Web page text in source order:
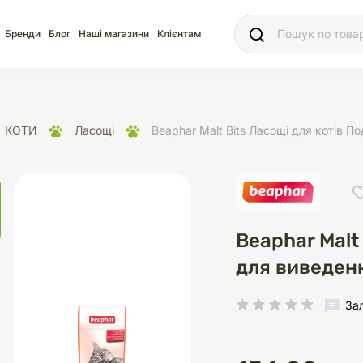
Ласощі
Ласощі
Наповнювачі
для кліток
акваріума Акваріуми
Бренди Блог Наші магазини Клієнтам
КОТИ Ласощі Beaphar Malt Bits Ласощі для котів
Beaphar
для